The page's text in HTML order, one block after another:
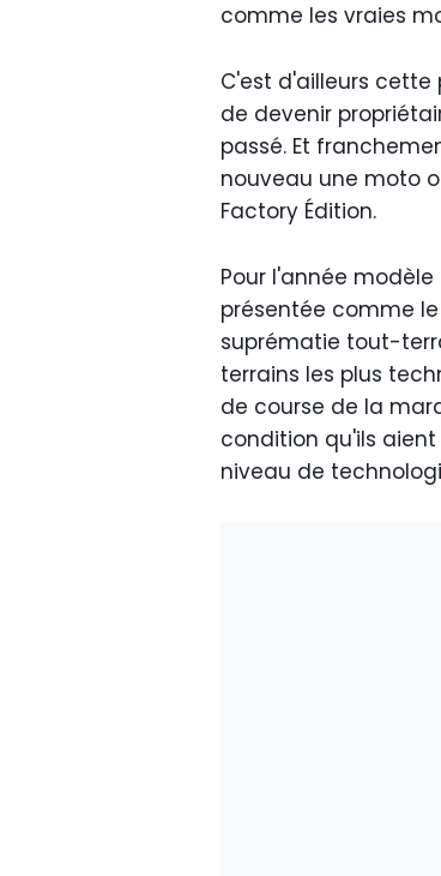
comme les vraies
C'est d'ailleurs
de devenir
passé. Et
nouveau une moto
Factory Édition.
Pour l'année modèle
présentée comme
suprématie tout-
terrains les plus
de course de la
condition qu'ils
niveau de